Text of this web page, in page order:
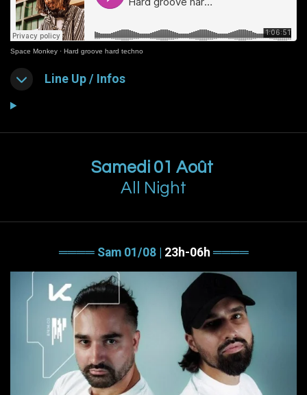
Space Monkey · Hard groove hard techno
Line Up / Infos
Samedi 01 Août
All Night
════ Sam 01/08 | 23h-06h ════